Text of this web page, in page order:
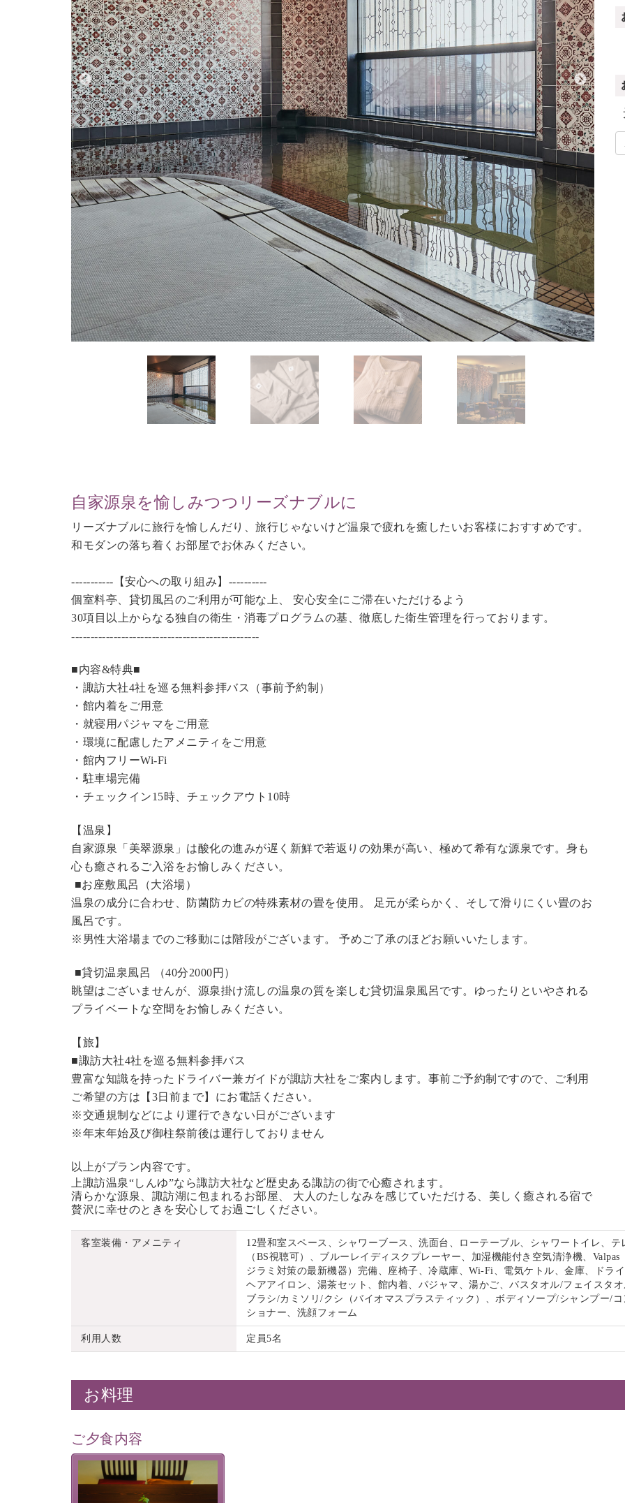
自家源泉を愉しみつつリーズナブルに
リーズナブルに旅行を愉しんだり、旅行じゃないけど温泉で疲れを癒したいお客様におすすめです。
和モダンの落ち着くお部屋でお休みください。
-----------【安心への取り組み】----------
個室料亭、貸切風呂のご利用が可能な上、 安心安全にご滞在いただけるよう
30項目以上からなる独自の衛生・消毒プログラムの基、徹底した衛生管理を行っております。
-------------------------------------------------
■内容&特典■
・諏訪大社4社を巡る無料参拝バス（事前予約制）
・館内着をご用意
・就寝用パジャマをご用意
・環境に配慮したアメニティをご用意
・館内フリーWi-Fi
・駐車場完備
・チェックイン15時、チェックアウト10時
【温泉】
自家源泉「美翠源泉」は酸化の進みが遅く新鮮で若返りの効果が高い、極めて希有な源泉です。身も
心も癒されるご入浴をお愉しみください。
■お座敷風呂（大浴場）
温泉の成分に合わせ、防菌防カビの特殊素材の畳を使用。 足元が柔らかく、そして滑りにくい畳のお
風呂です。
※男性大浴場までのご移動には階段がございます。 予めご了承のほどお願いいたします。
■貸切温泉風呂 （40分2000円）
眺望はございませんが、源泉掛け流しの温泉の質を楽しむ貸切温泉風呂です。ゆったりといやされる
プライベートな空間をお愉しみください。
【旅】
■諏訪大社4社を巡る無料参拝バス
豊富な知識を持ったドライバー兼ガイドが諏訪大社をご案内します。 事前ご予約制ですので、ご利用
ご希望の方は【3日前まで】にお電話ください。
※交通規制などにより運行できない日がございます
※年末年始及び御柱祭前後は運行しておりません
以上がプラン内容です。
上諏訪温泉“しんゆ”なら諏訪大社など歴史ある諏訪の街で心癒されます。
清らかな源泉、諏訪湖に包まれるお部屋、 大人のたしなみを感じていただける、美しく癒される宿で
贅沢に幸せのときを安心してお過ごしください。
客室装備・アメニティ
12畳和室スペース、シャワーブース、洗面台、ローテーブル、シャワートイレ、テ
（BS視聴可）、ブルーレイディスクプレーヤー、加湿機能付き空気清浄機、Valpas
ジラミ対策の最新機器）完備、座椅子、冷蔵庫、Wi-Fi、電気ケトル、金庫、ドラ
ヘアアイロン、湯茶セット、館内着、パジャマ、湯かご、バスタオル/フェイスタ
ブラシ/カミソリ/クシ（バイオマスプラスティック）、ボディソープ/シャンプー/
ショナー、洗顔フォーム
利用人数 定員5名
お料理
ご夕食内容
夕食なしご夕食を追加される
場合は、二食付きのプランを